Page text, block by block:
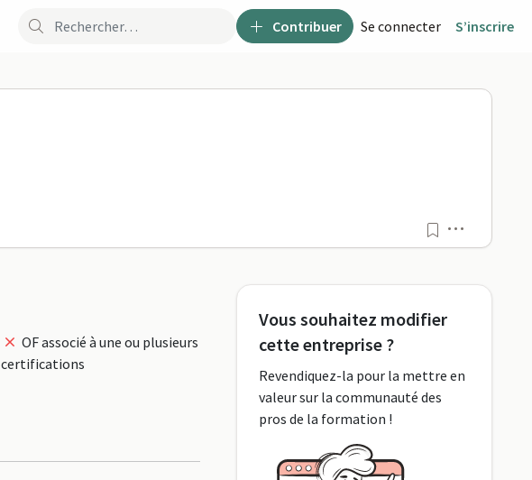
Contribuer Se connecter S’inscrire
OF associé à une ou plusieurs
certifications
Vous souhaitez modifier
cette entreprise ?
Revendiquez-la pour la mettre en
valeur sur la communauté des
pros de la formation !